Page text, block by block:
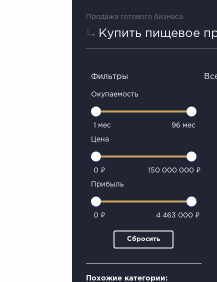
Продажа готового бизнеса
Купить пищевое
Фильтры
Окупаемость
1 мес 96 мес
Цена
0 ₽ 150 000 000 ₽
Прибыль
0 ₽ 4 463 000 ₽
Сбросить
Похожие категории: